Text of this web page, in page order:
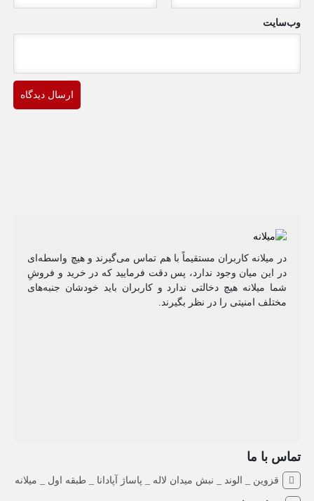
وب‌سایت
در میلانه کاربران مستقیماً با هم تماس می‌گیرند و هیچ واسطه‌ای
در این میان وجود ندارد، پس دقت فرمایید که در خرید و فروشِ
شما میلانه هیچ دخالتی ندارد و کاربران باید خودشان جنبه‌های
مختلف امنیتی را در نظر بگیرند.
تماس با ما
قزوین _ الوند _ نبش میدان لاله _ پاساژ آپادانا _ طبقه اول _ میلانه